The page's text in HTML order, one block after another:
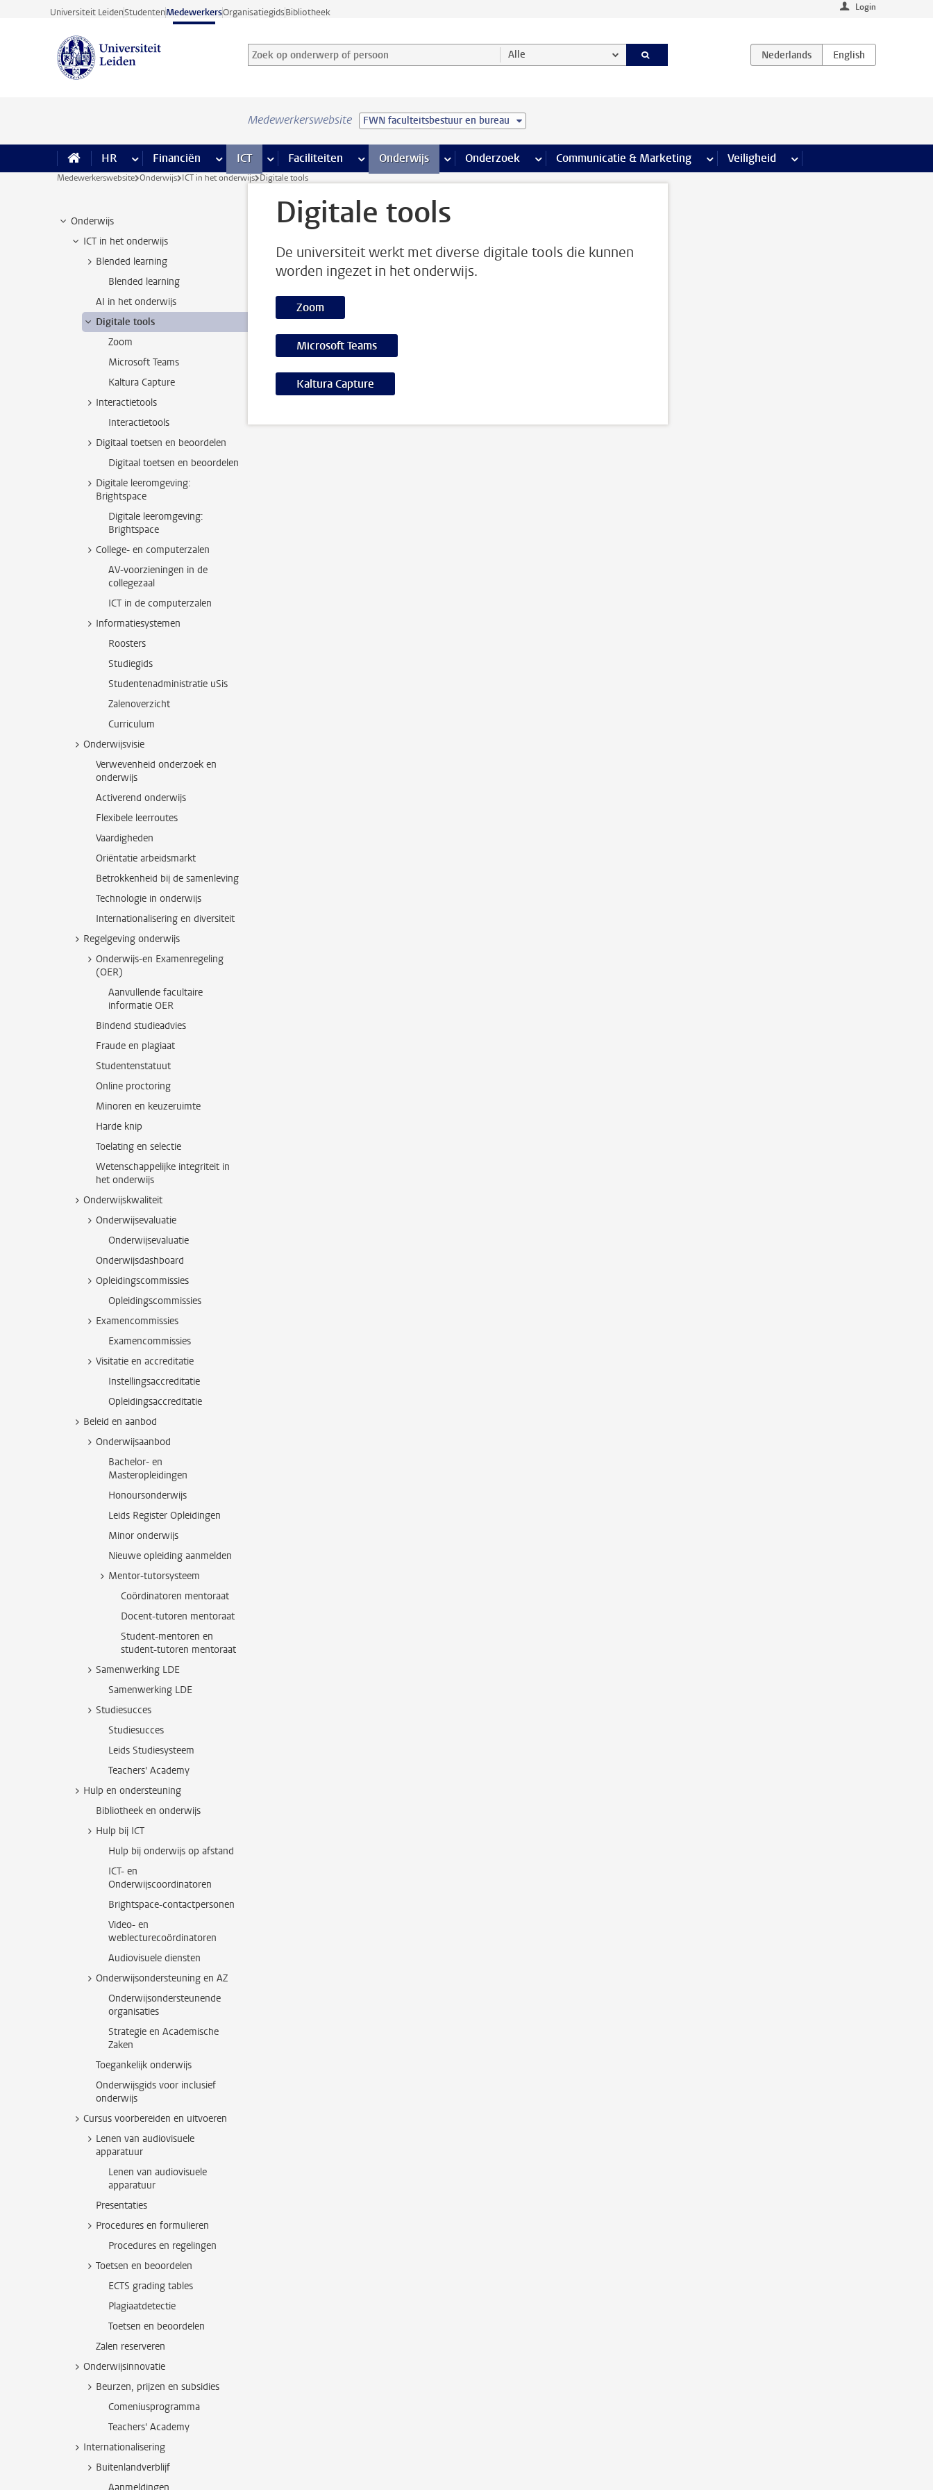
Ga direct naar de inhoud
Universiteit LeidenStudentenMedewerkersOrganisatiegidsBibliotheek Login
Zoek op onderwerp of persoon en selecteer categorie
Zoekterm Alle
Medewerkerswebsite FWN faculteitsbestuur en bureau
HR meer HR pagina’s
Financiën meer Financiën pagina’s
ICT meer ICT pagina’s
Faciliteiten meer Faciliteiten pagina’s
Onderwijs meer Onderwijs pagina’s
Onderzoek meer Onderzoek pagina’s
Communicatie & Marketing meer Communicatie & Marketing pagina’s
Veiligheid meer Veiligheid pagina’s
Medewerkerswebsite Onderwijs ICT in het onderwijs Digitale tools
Onderwijs
ICT in het onderwijs
Blended learning
Blended learning
AI in het onderwijs
Digitale tools
Zoom
Microsoft Teams
Kaltura Capture
Interactietools
Interactietools
Digitaal toetsen en beoordelen
Digitaal toetsen en beoordelen
Digitale leeromgeving:
Brightspace
Digitale leeromgeving:
Brightspace
College- en computerzalen
AV-voorzieningen in de
collegezaal
ICT in de computerzalen
Informatiesystemen
Roosters
Studiegids
Studentenadministratie uSis
Zalenoverzicht
Curriculum
Onderwijsvisie
Verwevenheid onderzoek en
onderwijs
Activerend onderwijs
Flexibele leerroutes
Vaardigheden
Oriëntatie arbeidsmarkt
Betrokkenheid bij de samenleving
Technologie in onderwijs
Internationalisering en diversiteit
Regelgeving onderwijs
Onderwijs-en Examenregeling
(OER)
Aanvullende facultaire
informatie OER
Bindend studieadvies
Fraude en plagiaat
Studentenstatuut
Online proctoring
Minoren en keuzeruimte
Harde knip
Toelating en selectie
Wetenschappelijke integriteit in
het onderwijs
Onderwijskwaliteit
Onderwijsevaluatie
Onderwijsevaluatie
Onderwijsdashboard
Opleidingscommissies
Opleidingscommissies
Examencommissies
Examencommissies
Visitatie en accreditatie
Instellingsaccreditatie
Opleidingsaccreditatie
Beleid en aanbod
Onderwijsaanbod
Bachelor- en
Masteropleidingen
Honoursonderwijs
Leids Register Opleidingen
Minor onderwijs
Nieuwe opleiding aanmelden
Mentor-tutorsysteem
Coördinatoren mentoraat
Docent-tutoren mentoraat
Student-mentoren en
student-tutoren mentoraat
Samenwerking LDE
Samenwerking LDE
Studiesucces
Studiesucces
Leids Studiesysteem
Teachers' Academy
Hulp en ondersteuning
Bibliotheek en onderwijs
Hulp bij ICT
Hulp bij onderwijs op afstand
ICT- en
Onderwijscoordinatoren
Brightspace-contactpersonen
Video- en
weblecturecoördinatoren
Audiovisuele diensten
Onderwijsondersteuning en AZ
Onderwijsondersteunende
organisaties
Strategie en Academische
Zaken
Toegankelijk onderwijs
Onderwijsgids voor inclusief
onderwijs
Cursus voorbereiden en uitvoeren
Lenen van audiovisuele
apparatuur
Lenen van audiovisuele
apparatuur
Presentaties
Procedures en formulieren
Procedures en regelingen
Toetsen en beoordelen
ECTS grading tables
Plagiaatdetectie
Toetsen en beoordelen
Zalen reserveren
Onderwijsinnovatie
Beurzen, prijzen en subsidies
Comeniusprogramma
Teachers' Academy
Internationalisering
Buitenlandverblijf
Digitale tools
De universiteit werkt met diverse digitale tools die kunnen
worden ingezet in het onderwijs.
Zoom
Microsoft Teams
Kaltura Capture